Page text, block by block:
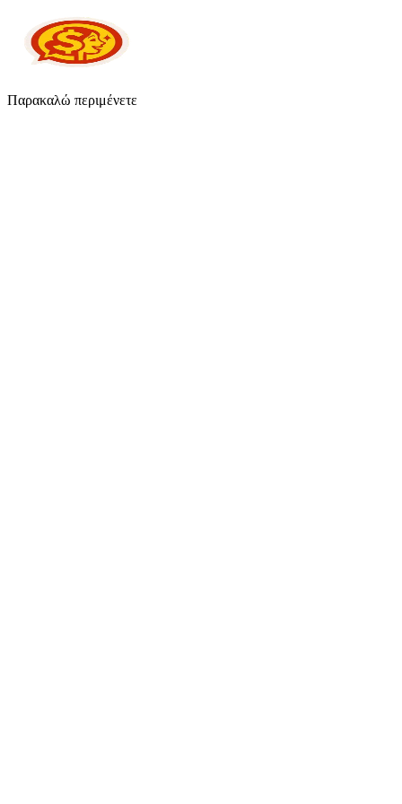
Παρακαλώ περιμένετε